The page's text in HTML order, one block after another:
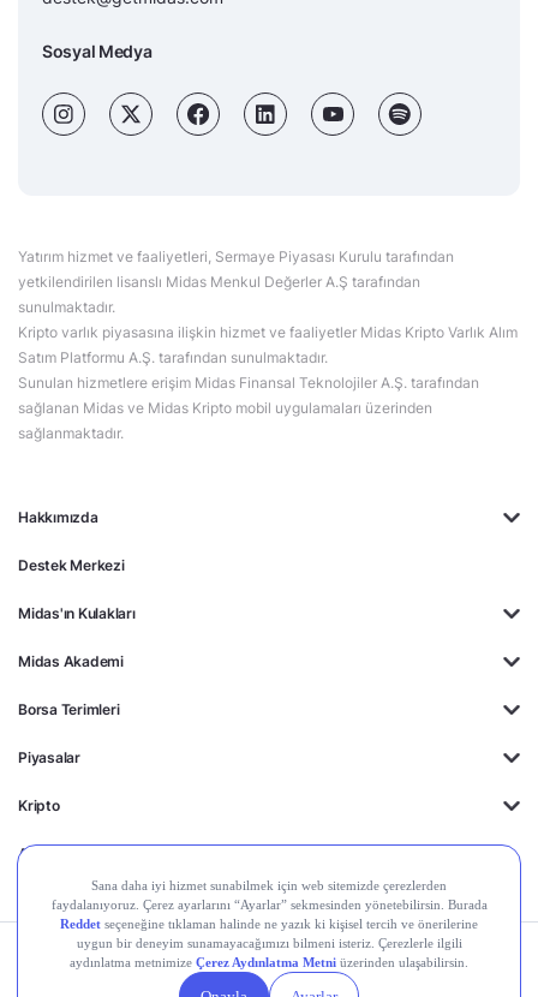
Hakkımızda
Destek Merkezi
Midas'ın Kulakları
Midas Akademi
Borsa Terimleri
Piyasalar
Kripto
Ayrıcalıklar
Sosyal Medya
Yatırım hizmet ve faaliyetleri, Sermaye Piyasası Kurulu tarafından
yetkilendirilen lisanslı Midas Menkul Değerler A.Ş tarafından
sunulmaktadır.
Kripto varlık piyasasına ilişkin hizmet ve faaliyetler Midas Kripto Varlık Alım
Satım Platformu A.Ş. tarafından sunulmaktadır.
Sunulan hizmetlere erişim Midas Finansal Teknolojiler A.Ş. tarafından
sağlanan Midas ve Midas Kripto mobil uygulamaları üzerinden
sağlanmaktadır.
Kişisel Verilerin
Gizlilik
Politikası
Yasal
Duyurular
Çerez